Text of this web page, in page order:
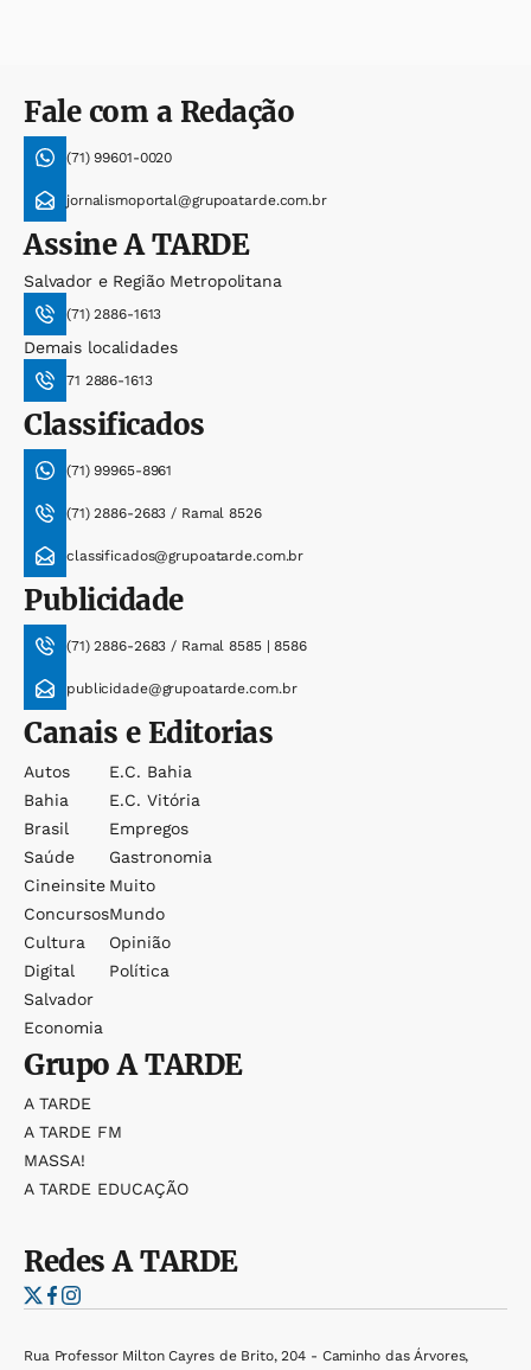
Fale com a Redação
(71) 99601-0020
jornalismoportal@grupoatarde.com.br
AssineA TARDE
Salvador e Região Metropolitana
(71) 2886-1613
Demais localidades
71 2886-1613
Classificados
(71) 99965-8961
(71) 2886-2683 / Ramal 8526
classificados@grupoatarde.com.br
Publicidade
(71) 2886-2683 / Ramal 8585 | 8586
publicidade@grupoatarde.com.br
Canais e Editorias
Autos
Bahia
Brasil
Saúde
Cineinsite
Concursos
Cultura
Digital
Salvador
Economia
E.c. Bahia
E.c. Vitória
Empregos
Gastronomia
Muito
Mundo
Opinião
Política
GrupoA TARDE
A TARDE
A TARDE FM
MASSA!
A TARDE EDUCAÇÃO
RedesA TARDE
Rua Professor Milton Cayres de Brito, 204 - Caminho das Árvores,